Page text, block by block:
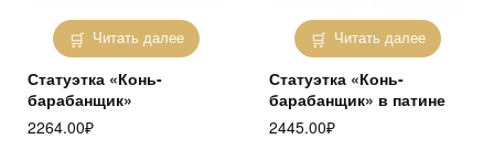
Читать далее
Статуэтка «Конь-
барабанщик»
2264.00₽
Читать далее
Статуэтка «Конь-
барабанщик» в патине
2445.00₽